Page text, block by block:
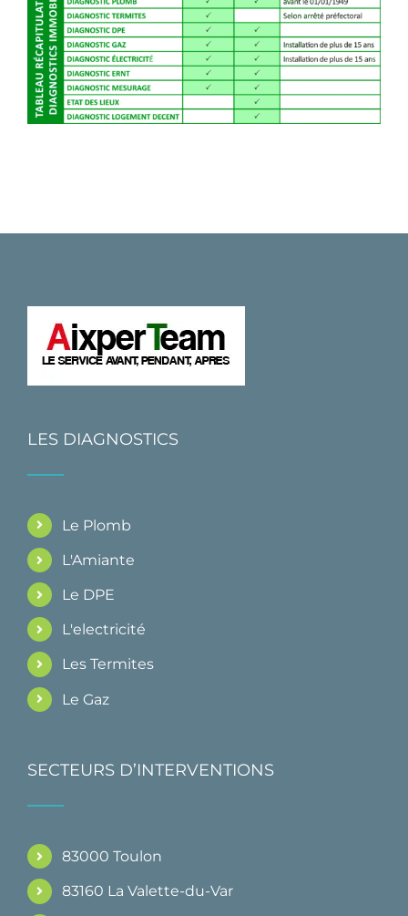
LES DIAGNOSTICS
Le Plomb
L'Amiante
Le DPE
L'electricité
Les Termites
Le Gaz
SECTEURS D’INTERVENTIONS
83000 Toulon
83160 La Valette-du-Var